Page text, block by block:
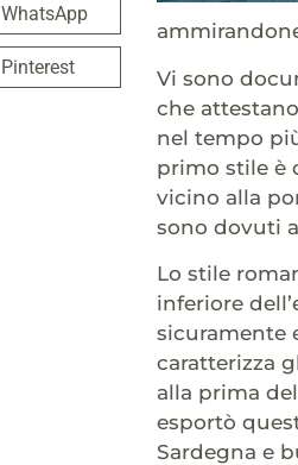
WhatsApp
Pinterest
Vi sono
che
nel tempo
primo stile è
vicino alla
sono dovuti
Lo stile
inferiore
sicuramente
caratterizza
alla prima
esportò
Sardegna e